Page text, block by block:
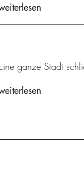
ganze Stadt